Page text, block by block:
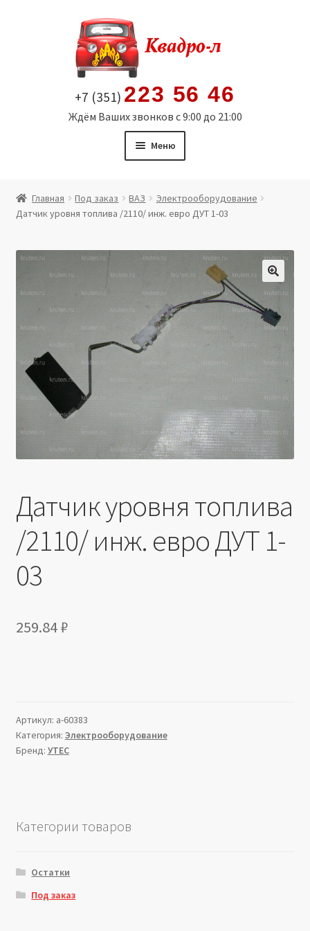
содержимому
+7 (351) 223 56 46
Ждём Ваших звонков с 9:00 до 21:00
Меню
Витрина
Мой аккаунт
Политика в отношении обработки персональных
данных
Производители
Юридические данные
Главная Под заказ ВАЗ
Электрооборудование
Датчик уровня топлива /2110/ инж. евро ДУТ 1-03
🔍
Датчик уровня топлива
/2110/ инж. евро ДУТ 1-
03
259.84₽
Артикул: a-60383
Категория: Электрооборудование
Бренд: УТЕС
Категории товаров
Остатки
Под заказ